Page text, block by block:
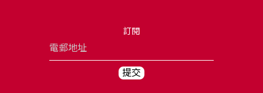
訂閱